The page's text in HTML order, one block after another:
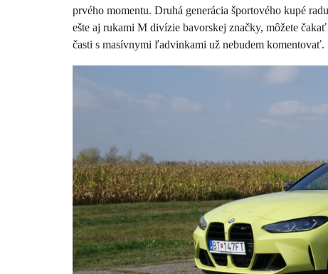
prvého momentu. Druhá generácia športového kupé
ešte aj rukami M divízie bavorskej značky, môžete
časti s masívnymi ľadvinkami už nebudem komentovať.
NOVINKY
Nový Mercedes-Benz GLA mieša
gény bestselleru s elektrinou